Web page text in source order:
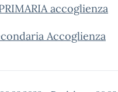
accoglienza
Accoglienza